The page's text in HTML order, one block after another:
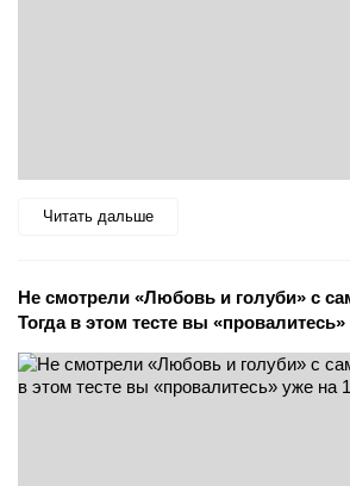
Читать дальше
Не смотрели «Любовь и голуби» с
Тогда в этом тесте вы